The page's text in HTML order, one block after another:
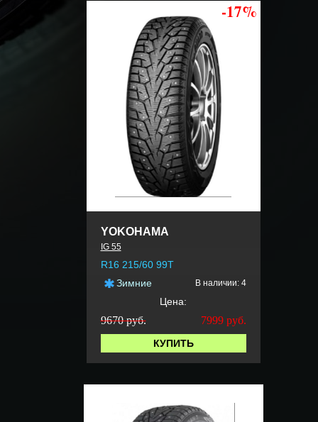
-17%
YOKOHAMA
IG 55
R16 215/60 99T
Зимние
В наличии: 4
Цена:
9670 руб. 7999 руб.
КУПИТЬ